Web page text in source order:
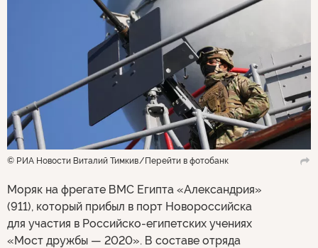
© РИА Новости Виталий Тимкив Перейти в фотобанк
Моряк на фрегате ВМС Египта «Александрия»
(911), который прибыл в порт Новороссийска
для участия в Российско-египетских учениях
«Мост дружбы — 2020». В составе отряда